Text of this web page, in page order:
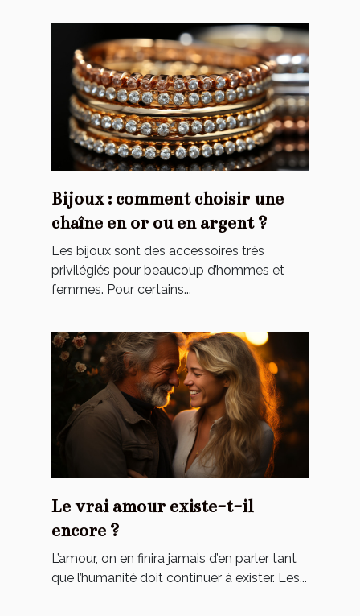
Bijoux : comment choisir une
chaîne en or ou en argent ?
Les bijoux sont des accessoires très
privilégiés pour beaucoup d’hommes et
femmes. Pour certains...
Le vrai amour existe-t-il
encore ?
L’amour, on en finira jamais d’en parler tant
que l’humanité doit continuer à exister. Les...